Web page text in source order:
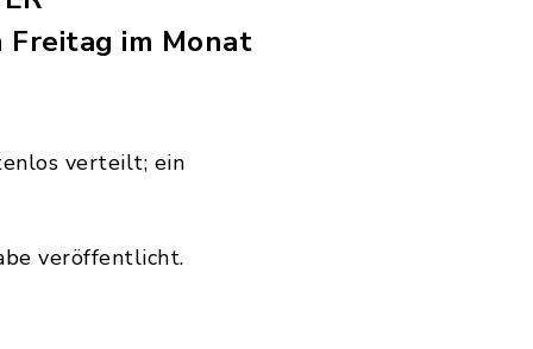
Freitag im Monat
verteilt; ein
veröffentlicht.